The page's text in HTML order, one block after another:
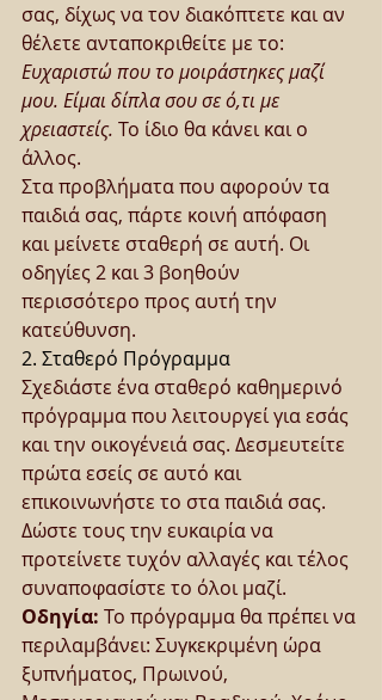
σας, δίχως να τον διακόπτετε και αν
θέλετε ανταποκριθείτε με το:
Ευχαριστώ που το μοιράστηκες μαζί
μου. Είμαι δίπλα σου σε ό,τι με
χρειαστείς. Το ίδιο θα κάνει και ο
άλλος.
Στα προβλήματα που αφορούν τα
παιδιά σας, πάρτε κοινή απόφαση
και μείνετε σταθερή σε αυτή. Οι
οδηγίες 2 και 3 βοηθούν
περισσότερο προς αυτή την
κατεύθυνση.
2. Σταθερό Πρόγραμμα
Σχεδιάστε ένα σταθερό καθημερινό
πρόγραμμα που λειτουργεί για εσάς
και την οικογένειά σας. Δεσμευτείτε
πρώτα εσείς σε αυτό και
επικοινωνήστε το στα παιδιά σας.
Δώστε τους την ευκαιρία να
προτείνετε τυχόν αλλαγές και τέλος
συναποφασίστε το όλοι μαζί.
Οδηγία: Το πρόγραμμα θα πρέπει να
περιλαμβάνει: Συγκεκριμένη ώρα
ξυπνήματος, Πρωινού,